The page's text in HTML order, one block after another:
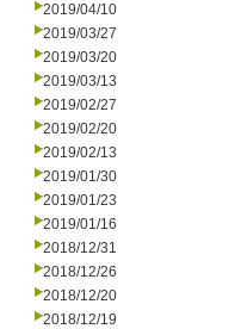
2019/04/10
2019/03/27
2019/03/20
2019/03/13
2019/02/27
2019/02/20
2019/02/13
2019/01/30
2019/01/23
2019/01/16
2018/12/31
2018/12/26
2018/12/20
2018/12/19